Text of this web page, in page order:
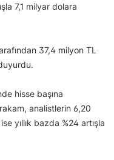
7,1 milyar dolara
37,4 milyon TL
hisse başına
analistlerin 6,20
yıllık bazda %24 artışla